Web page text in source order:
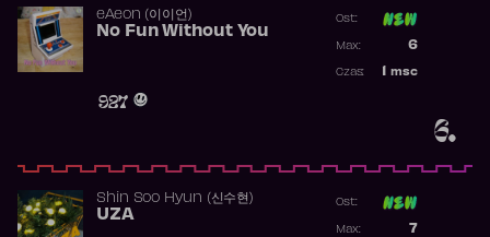
6.
​eAeon (이이언)
No Fun Without You
927
Ost:
6
Max:
msc
Czas:
Shin Soo Hyun (신수현)
UZA
Ost:
7
Max: